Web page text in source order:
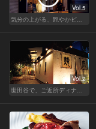
Vol.5
Vol.2